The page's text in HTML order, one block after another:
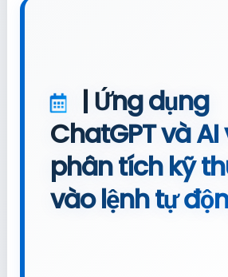
| Ứng dụng
ChatGPT và
phân tích kỹ
vào lệnh tự